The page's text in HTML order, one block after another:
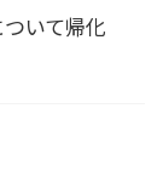
いて帰化